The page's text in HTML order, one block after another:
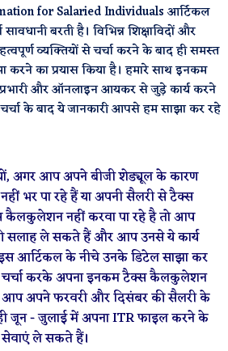
for Salaried Individuals आर्टिकल
बरती है। विभिन्न शिक्षाविदों और
व्यक्तियों से चर्चा करने के बाद ही समस्त
करने का प्रयास किया है। हमारे साथ इनकम
और ऑनलाइन आयकर से जुड़े कार्य करने
के बाद ये जानकारी आपसे हम साझा कर रहे
अगर आप अपने बीजी शेड्यूल के कारण
भर पा रहे हैं या अपनी सैलरी से टैक्स
नहीं करवा पा रहे है तो आप
सलाह ले सकते हैं और आप उनसे ये कार्य
आर्टिकल के नीचे उनके डिटेल साझा कर
करके अपना इनकम टैक्स कैलकुलेशन
अपने फरवरी और दिसंबर की सैलरी के
जून - जुलाई में अपना ITR फाइल करने के
ले सकते हैं।